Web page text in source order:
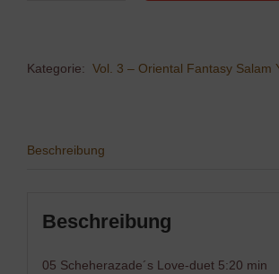
duet
Kategorie: Vol. 3 – Oriental Fantasy Salam
Beschreibung
Beschreibung
05 Scheherazade´s Love-duet 5:20 min